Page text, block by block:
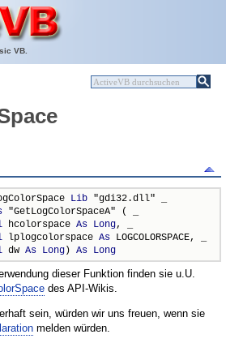
VB.
Lib "gdi32.dll" _
"GetLogColorSpaceA" ( _
hcolorspace As Long, _
lplogcolorspace As LOGCOLORSPACE, _
dw As Long) As Long
dieser Funktion finden sie u.U.
des API-Wikis.
sein, würden wir uns freuen, wenn sie
melden würden.